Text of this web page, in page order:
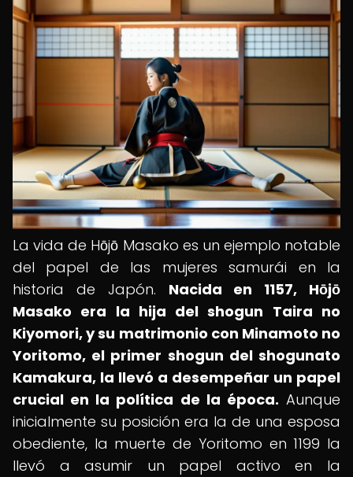
La vida de Hōjō Masako es un ejemplo notable
del papel de las mujeres samurái en la
historia de Japón. Nacida en 1157, Hōjō
Masako era la hija del shogun Taira no
Kiyomori, y su matrimonio con Minamoto no
Yoritomo, el primer shogun del shogunato
Kamakura, la llevó a desempeñar un papel
crucial en la política de la época. Aunque
inicialmente su posición era la de una esposa
obediente, la muerte de Yoritomo en 1199 la
llevó a asumir un papel activo en la